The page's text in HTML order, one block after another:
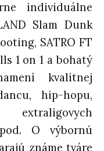
individuálne
Slam Dunk
SATRO FT
1 on 1 a bohatý
kvalitnej
hip-hopu,
O výbornú
známe tváre